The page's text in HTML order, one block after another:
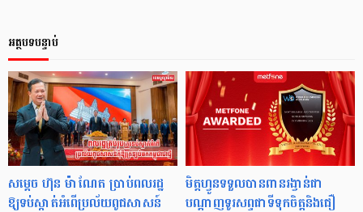
អត្ថបទបន្ទាប់
សម្តេច ហ៊ុន ម៉ាណែត ប្រាប់ពលរដ្ឋ
ឱ្យទប់ស្កាត់អំពើប្រល័យពូជសាសន៍
មិត្តហ្វូនទទួលបានពានរង្វាន់ជា
បណ្តាញទូរសព្ទជាទីទុកចិត្តនិងជឿ